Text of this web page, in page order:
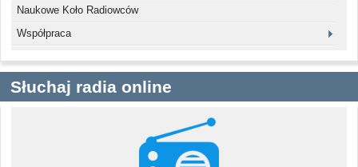
Naukowe Koło Radiowców
Współpraca
Słuchaj radia online